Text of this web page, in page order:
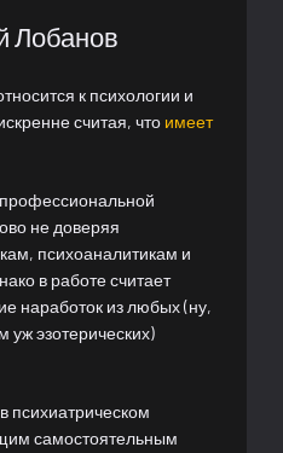
Лобанов
к психологии и
считая, что имеет
не доверяя
психоаналитикам и
в работе считает
наработок из любых (ну,
уж эзотерических)
психиатрическом
самостоятельным